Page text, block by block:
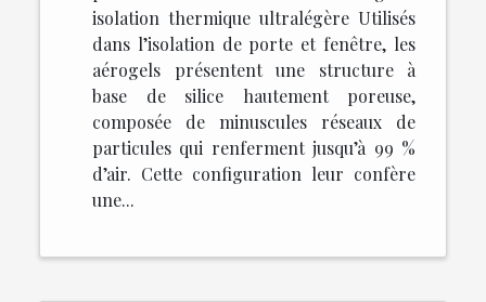
isolation thermique ultralégère Utilisés
dans l’isolation de porte et fenêtre, les
aérogels présentent une structure à
base de silice hautement poreuse,
composée de minuscules réseaux de
particules qui renferment jusqu’à 99 %
d’air. Cette configuration leur confère
une...